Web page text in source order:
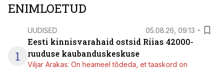
ENIMLOETUD
1
UUDISED 05.08.26, 09:13
Eesti kinnisvarahaid ostsid Riias 42000-
ruuduse kaubanduskeskuse
Viljar Arakas: On heameel tõdeda, et taaskord on